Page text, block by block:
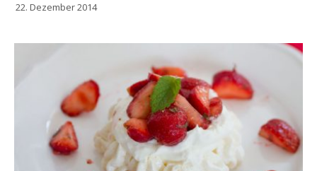
22. Dezember 2014